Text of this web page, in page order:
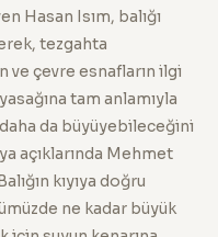
Hasan Isım, balığı
tezgahta
ve çevre esnafların ilgi
tam anlamıyla
da büyüyebileceğini
açıklarında Mehmet
kıyıya doğru
ne kadar büyük